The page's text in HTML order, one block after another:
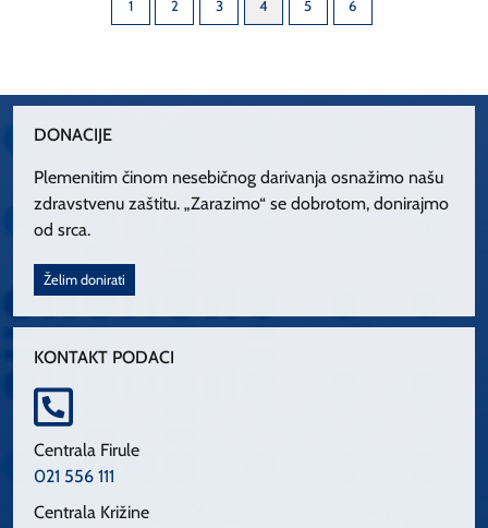
1 2 3 4 5 6
DONACIJE
Plemenitim činom nesebičnog darivanja osnažimo našu
zdravstvenu zaštitu. „Zarazimo“ se dobrotom, donirajmo
od srca.
Želim donirati
KONTAKT PODACI
Centrala Firule
021 556 111
Centrala Križine